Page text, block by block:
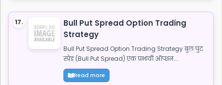
17.
Bull Put Spread Option Trading
Strategy
Bull Put Spread Option Trading Strategy बुल पुट
स्प्रेड (Bull Put Spread) एक प्रभावी ऑप्शन...
Read more